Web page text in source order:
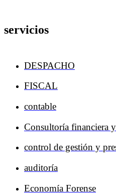
servicios
DESPACHO
FISCAL
contable
Consultoría financiera
control de gestión y
auditoría
Economía Forense